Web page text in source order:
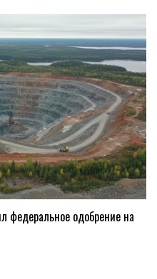
федеральное одобрение на